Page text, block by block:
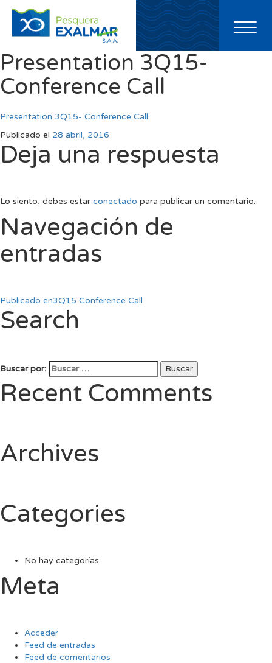
Toggle
Presentation 3Q15-
Conference Call
Presentation 3Q15- Conference Call
Publicado el 28 abril, 2016
Deja una respuesta
Lo siento, debes estar conectado para publicar un comentario.
Navegación de
entradas
Publicado en3Q15 Conference Call
Search
Buscar por: Buscar
Recent Comments
Archives
Categories
No hay categorías
Meta
Acceder
Feed de entradas
Feed de comentarios